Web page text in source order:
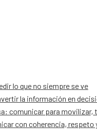
lo que no siempre se ve
la información en
comunicar para movilizar,
con coherencia,